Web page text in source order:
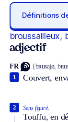
Définitions
broussailleux,
adjectif
FR [bʀusajø,
Couvert,
1
Sens figuré.
Touffu, en
2